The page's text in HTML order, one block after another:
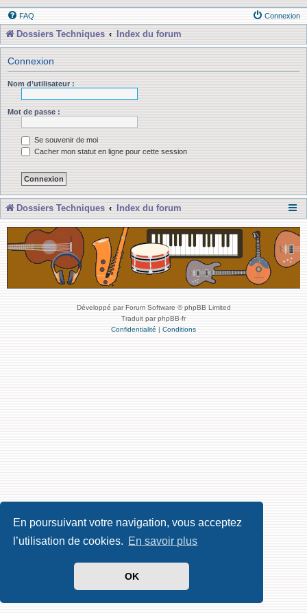
En poursuivant votre navigation, vous acceptez
l’utilisation de cookies. En savoir plus
OK
FAQ Connexion
Dossiers Techniques Index du forum
Connexion
Nom d’utilisateur :
Mot de passe :
Se souvenir de moi
Cacher mon statut en ligne pour cette session
Dossiers Techniques Index du forum
Développé par Forum Software © phpBB Limited
Traduit par phpBB-fr
Confidentialité | Conditions